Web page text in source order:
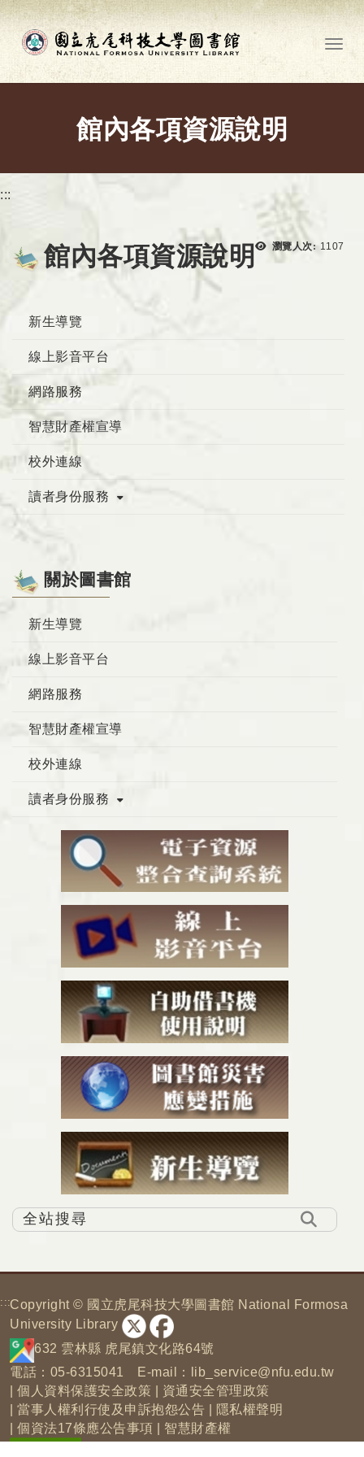
跳到主要內容
館內各項資源說明
:::
關於圖書館
新生導覽
線上影音平台
網路服務
智慧財產權宣導
校外連線
讀者身份服務
瀏覽人次:瀏覽次
1107
館內各項資源說明
新生導覽
線上影音平台
網路服務
智慧財產權宣導
校外連線
讀者身份服務
:::Copyright © 國立虎尾科技大學圖書館 National Formosa
University Library
632 雲林縣 虎尾鎮文化路64號
電話：05-6315041 E-mail： lib_service@nfu.edu.tw
|個人資料保護安全政策 | 資通安全管理政策
|當事人權利行使及申訴抱怨公告 | 隱私權聲明
|個資法17條應公告事項 | 智慧財產權